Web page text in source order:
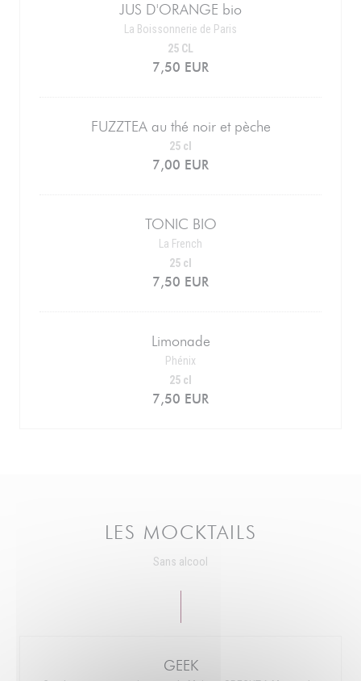
JUS D'ORANGE bio
La Boissonnerie de Paris
7,50 EUR
25 CL
FUZZTEA au thé noir et pèche
7,00 EUR
25 cl
TONIC BIO
La French
7,50 EUR
25 cl
Limonade
Phénix
7,50 EUR
25 cl
LES MOCKTAILS
Sans alcool
GEEK